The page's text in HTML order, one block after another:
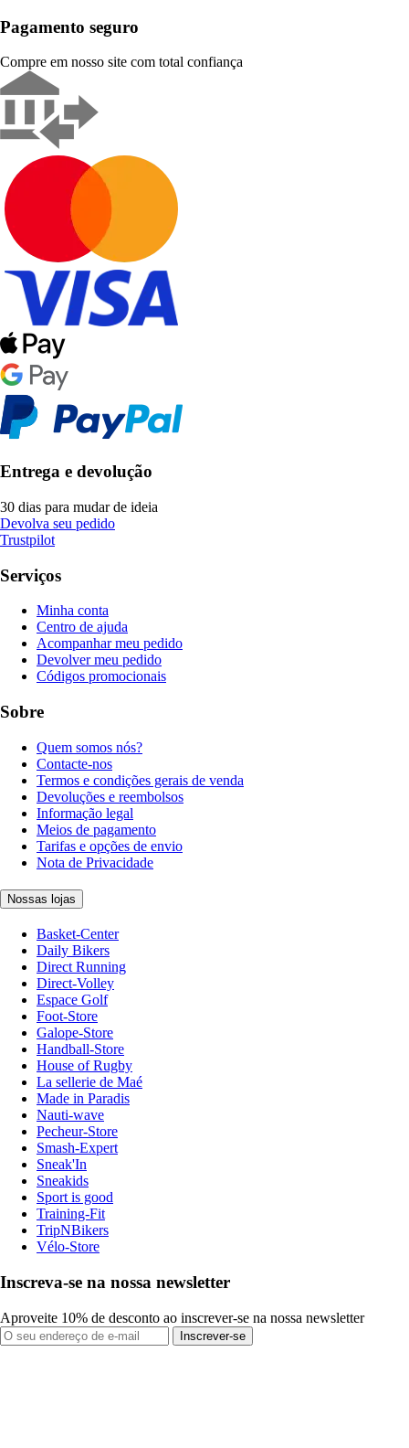
Pagamento seguro
Compre em nosso site com total confiança
Entrega e devolução
30 dias para mudar de ideia
Devolva seu pedido
Trustpilot
Serviços
Minha conta
Centro de ajuda
Acompanhar meu pedido
Devolver meu pedido
Códigos promocionais
Sobre
Quem somos nós?
Contacte-nos
Termos e condições gerais de venda
Devoluções e reembolsos
Informação legal
Meios de pagamento
Tarifas e opções de envio
Nota de Privacidade
Nossas lojas
Basket-Center
Daily Bikers
Direct Running
Direct-Volley
Espace Golf
Foot-Store
Galope-Store
Handball-Store
House of Rugby
La sellerie de Maé
Made in Paradis
Nauti-wave
Pecheur-Store
Smash-Expert
Sneak'In
Sneakids
Sport is good
Training-Fit
TripNBikers
Vélo-Store
Inscreva-se na nossa newsletter
Aproveite 10% de desconto ao inscrever-se na nossa newsletter
Inscrever-se